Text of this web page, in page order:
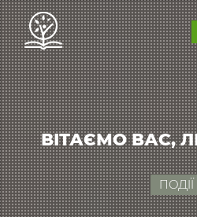
ВІТАЄМО ВАС,
ПОДІЇ